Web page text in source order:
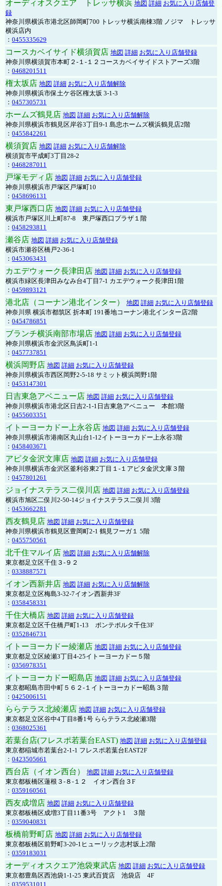
オーディオスクエア トレッサ横浜 地図 詳細 お気に入り店舗登
録
神奈川県横浜市港北区師岡町700 トレッサ横浜南棟3階 ノジマ トレッサ
横浜店内
： 0455335629
コースカベイサイド横須賀店 地図 詳細 お気に入り店舗登録
神奈川県横須賀市本町２-１-１２コースカベイサイドストアーズ3階
： 0468201511
権太坂店 地図 詳細 お気に入り店舗解除
神奈川県横浜市保土ケ谷区権太坂 3-1-3
： 0457305731
ホームズ鶴見店 地図 詳細 お気に入り店舗解除
神奈川県横浜市鶴見区岸谷3丁目9-1 島忠ホームズ横浜鶴見店2階
： 0455842261
横須賀店 地図 詳細 お気に入り店舗解除
横須賀市平成町3丁目28-2
： 0468287011
戸塚モディ店 地図 詳細 お気に入り店舗登録
神奈川県横浜市戸塚区戸塚町10
： 0458696131
東戸塚西口店 地図 詳細 お気に入り店舗登録
横浜市戸塚区川上町87-8 東戸塚西口プラザ１階
： 0458293811
瀬谷店 地図 詳細 お気に入り店舗登録
横浜市瀬谷区橋戸2-36-1
： 0453063431
カエデウォーク長津田店 地図 詳細 お気に入り店舗登録
横浜市緑区長津田みなみ台4丁目7-1 カエデウォーク長津田1階
： 0459893121
港北店（コーナン港北インター） 地図 詳細 お気に入り店舗登録
神奈川県 横浜市都筑区 折本町 191番地コーナン港北インター店2階
： 0454786851
ブランチ横浜南部市場店 地図 詳細 お気に入り店舗登録
神奈川県横浜市金沢区鳥浜町1-1
： 0457737851
横浜岡野店 地図 詳細 お気に入り店舗登録
神奈川県横浜市西区岡野2-5-18 サミット横浜岡野1階
： 0453147301
日吉東急アベニュー店 地図 詳細 お気に入り店舗登録
神奈川県横浜市港北区日吉2-1-1日吉東急アベニュー 本館3階
： 0455603351
イトーヨーカドー上永谷店 地図 詳細 お気に入り店舗登録
神奈川県横浜市港南区丸山台1-12イトーヨーカドー上永谷3階
： 0458403671
アピタ金沢文庫店 地図 詳細 お気に入り店舗登録
神奈川県横浜市金沢区釜利谷東2丁目１-１アピタ金沢文庫３階
： 0457801261
ジョイナステラス二俣川店 地図 詳細 お気に入り店舗登録
横浜市旭区二俣川2-50-14ジョイナステラス二俣川 3階
： 0453662281
西友鶴見店 地図 詳細 お気に入り店舗登録
神奈川県横浜市鶴見区豊岡町2-1 鶴見フーガ１ 5階
： 0455750561
北千住マルイ店 地図 詳細 お気に入り店舗解除
東京都足立区千住３-９２
： 0338887571
イオン西新井店 地図 詳細 お気に入り店舗解除
東京都足立区梅島3-32-7イオン西新井3F
： 0358458331
千住大橋店 地図 詳細 お気に入り店舗登録
東京都足立区千住橋戸町1-13 ポンテポルタ千住3F
： 0352846731
イトーヨーカドー綾瀬店 地図 詳細 お気に入り店舗登録
東京都足立区綾瀬3丁目4-25イトーヨーカドー５階
： 0356978351
イトーヨーカドー昭島店 地図 詳細 お気に入り店舗登録
東京都昭島市田中町５６２-１イトーヨーカドー昭島３階
： 0425006151
ららテラス北綾瀬店 地図 詳細 お気に入り店舗登録
東京都足立区谷中4丁目8番1号 ららテラス北綾瀬3階
： 0368025361
若葉台店(フレスポ若葉台EAST) 地図 詳細 お気に入り店舗登録
東京都稲城市若葉台2-1-1 フレスポ若葉台EAST2F
： 0423505661
西台店（イオン西台） 地図 詳細 お気に入り店舗登録
東京都板橋区蓮根３-８-１２ イオン西台３F
： 0359160561
西友成増店 地図 詳細 お気に入り店舗登録
東京都板橋区成増3丁目11番3号 アクト1 ３階
： 0359040831
板橋前野町店 地図 詳細 お気に入り店舗登録
東京都板橋区前野町3-20-1ヒューリック志村坂上2階
： 0359183031
オーディオスクエア池袋東武店 地図 詳細 お気に入り店舗登録
東京都豊島区西池袋1-1-25 東武百貨店 池袋店 4F
： 0359531011